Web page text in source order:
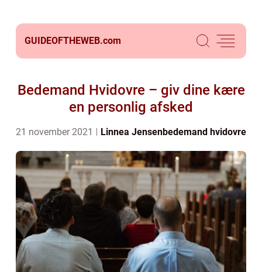
GUIDEOFTHEWEB.com
Bedemand Hvidovre – giv dine kære
en personlig afsked
21 november 2021 Linnea Jensenbedemand hvidovre